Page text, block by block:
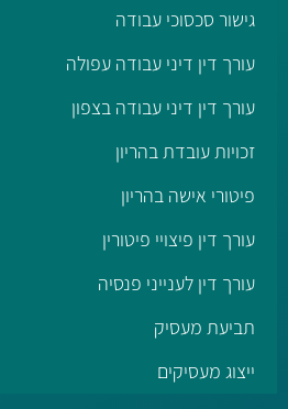
גישור סכסוכי עבודה
עורך דין דיני עבודה עפולה
עורך דין דיני עבודה בצפון
זכויות עובדת בהריון
פיטורי אישה בהריון
עורך דין פיצויי פיטורין
עורך דין לענייני פנסיה
תביעת מעסיק
ייצוג מעסיקים